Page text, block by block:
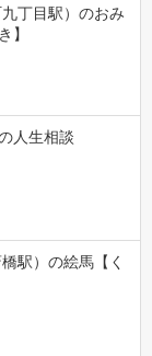
丁目駅）のおみ
】
人生相談
駅）の絵馬【く